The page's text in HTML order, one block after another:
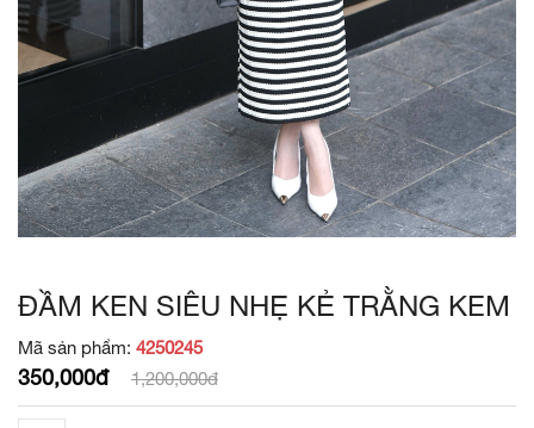
ĐẦM KEN SIÊU NHẸ KẺ TRẰNG KEM
Mã sản phẩm: 4250245
350,000đ 1,200,000đ